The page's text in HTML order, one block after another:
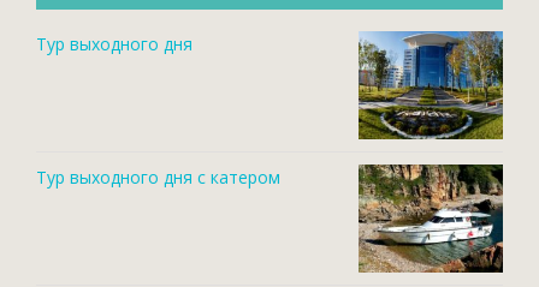
Тур выходного дня
Тур выходного дня с катером